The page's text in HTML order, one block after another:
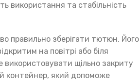
використання та стабільність
правильно зберігати тютюн. Його
на повітрі або біля
щільно закриту
контейнер, який допоможе